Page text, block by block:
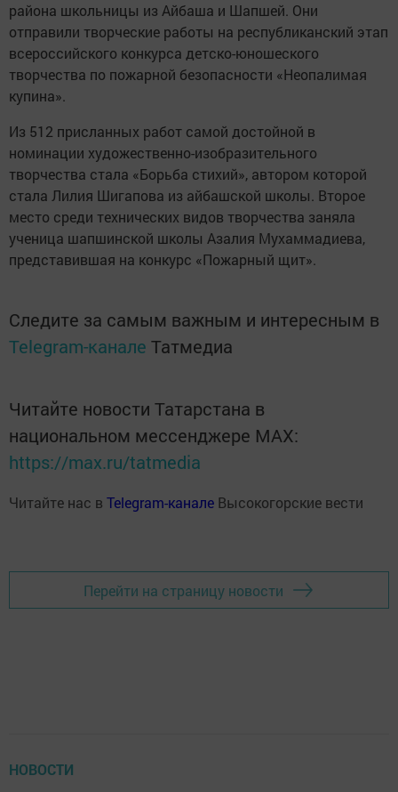
района школьницы из Айбаша и Шапшей. Они
отправили творческие работы на республиканский этап
всероссийского конкурса детско-юношеского
творчества по пожарной безопасности «Неопалимая
купина».
Из 512 присланных работ самой достойной в
номинации художественно-изобразительного
творчества стала «Борьба стихий», автором которой
стала Лилия Шигапова из айбашской школы. Второе
место среди технических видов творчества заняла
ученица шапшинской школы Азалия Мухаммадиева,
представившая на конкурс «Пожарный щит».
Следите за самым важным и интересным в
Telegram-канале Татмедиа
Читайте новости Татарстана в
национальном мессенджере MАХ:
https://max.ru/tatmedia
Читайте нас в Telegram-канале Высокогорские вести
Перейти на страницу новости
НОВОСТИ